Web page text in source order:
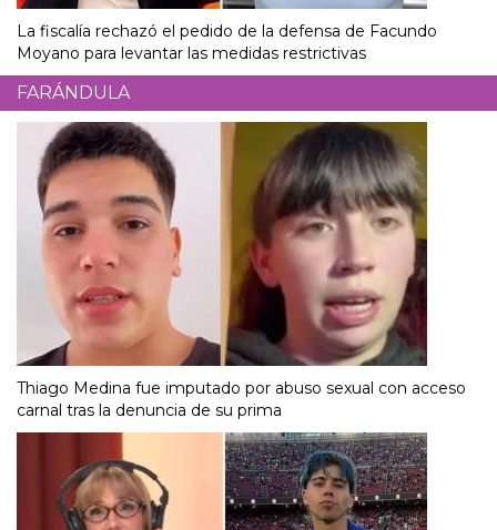
La fiscalía rechazó el pedido de la defensa de Facundo
Moyano para levantar las medidas restrictivas
FARÁNDULA
Thiago Medina fue imputado por abuso sexual con acceso
carnal tras la denuncia de su prima